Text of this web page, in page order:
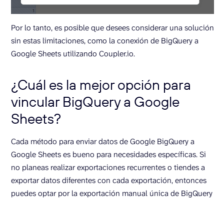
Por lo tanto, es posible que desees considerar una solución
sin estas limitaciones, como la conexión de BigQuery a
Google Sheets utilizando Coupler.io.
¿Cuál es la mejor opción para
vincular BigQuery a Google
Sheets?
Cada método para enviar datos de Google BigQuery a
Google Sheets es bueno para necesidades específicas. Si
no planeas realizar exportaciones recurrentes o tiendes a
exportar datos diferentes con cada exportación, entonces
puedes optar por la exportación manual única de BigQuery